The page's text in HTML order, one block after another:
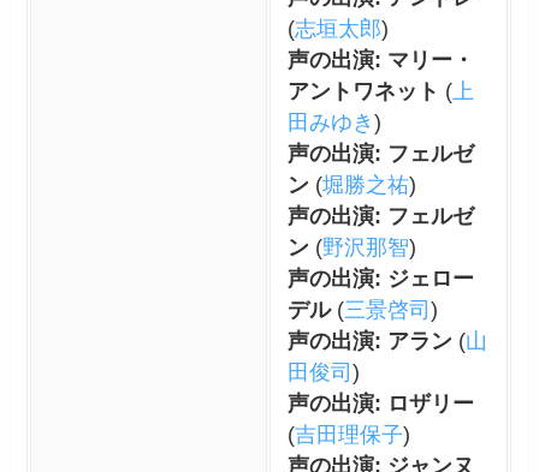
(志垣太郎)
声の出演: マリー・
アントワネット (上
田みゆき )
声の出演: フェルゼ
ン(堀勝之祐)
声の出演: フェルゼ
ン(野沢那智)
声の出演: ジェロー
デル(三景啓司 )
声の出演: アラン(山
田俊司 )
声の出演: ロザリー
(吉田理保子)
声の出演: ジャンヌ